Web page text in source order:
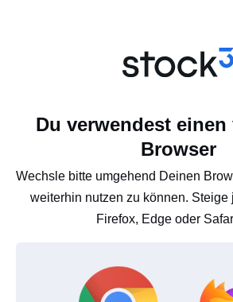
Du verwendest einen
Browser
Wechsle bitte umgehend Deinen
weiterhin nutzen zu können. Steige
Firefox, Edge oder